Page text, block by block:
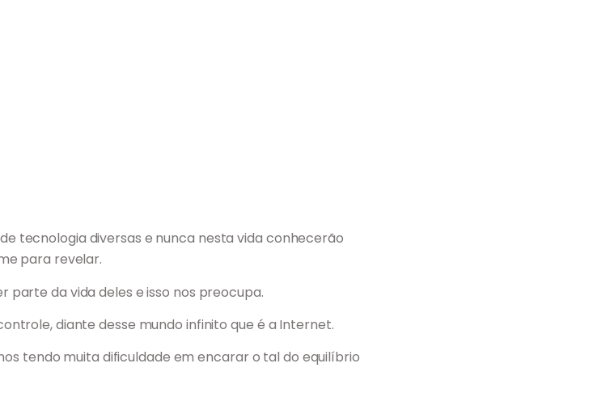
tecnologia diversas e nunca nesta vida conhecerão
para revelar.
parte da vida deles e isso nos preocupa.
diante desse mundo infinito que é a Internet.
tendo muita dificuldade em encarar o tal do equilíbrio